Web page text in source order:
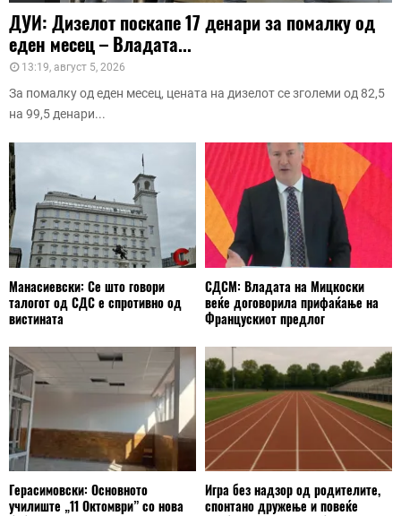
ДУИ: Дизелот поскапе 17 денари за помалку од
еден месец – Владата...
13:19, август 5, 2026
За помалку од еден месец, цената на дизелот се зголеми од 82,5
на 99,5 денари...
Манасиевски: Се што говори
талогот од СДС е спротивно од
вистината
СДСМ: Владата на Мицкоски
веќе договорила прифаќање на
Францускиот предлог
Герасимовски: Основното
училиште „11 Октомври” со нова
Игра без надзор од родителите,
спонтано дружење и повеќе